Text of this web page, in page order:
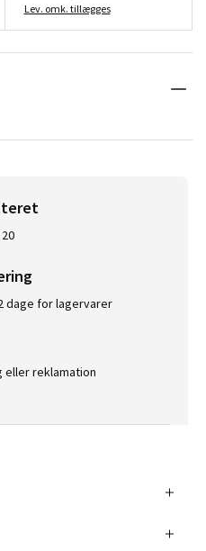
Lev. omk. tillægges
dage for lagervarer
reklamation